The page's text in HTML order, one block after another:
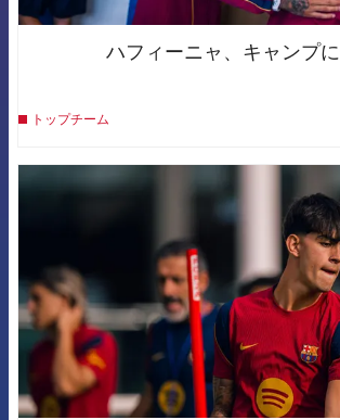
ハフィーニャ、キャンプ
トップチーム